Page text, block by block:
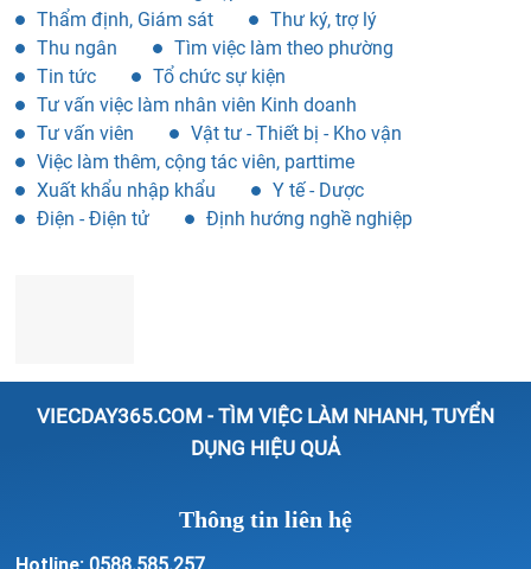
Thẩm định, Giám sát
Thư ký, trợ lý
Thu ngân
Tìm việc làm theo phường
Tin tức
Tổ chức sự kiện
Tư vấn việc làm nhân viên Kinh doanh
Tư vấn viên
Vật tư - Thiết bị - Kho vận
Việc làm thêm, cộng tác viên, parttime
Xuất khẩu nhập khẩu
Y tế - Dược
Điện - Điện tử
Định hướng nghề nghiệp
VIECDAY365.COM - TÌM VIỆC LÀM NHANH, TUYỂN
DỤNG HIỆU QUẢ
Thông tin liên hệ
Hotline: